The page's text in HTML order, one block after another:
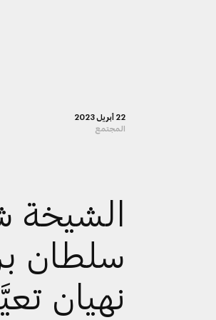
22 أبريل 2023
المجتمع
الشيخة
سلطان
نهيان